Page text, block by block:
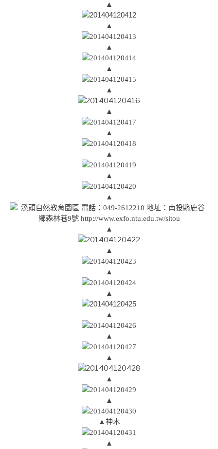
▲
▲
▲
▲
▲
▲
▲
▲
▲
▲
▲
▲
▲
▲
▲
▲
▲
▲
▲
▲神木
▲